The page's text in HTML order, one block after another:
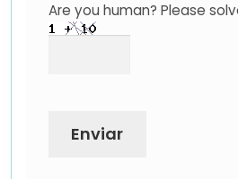
Are you human? Please